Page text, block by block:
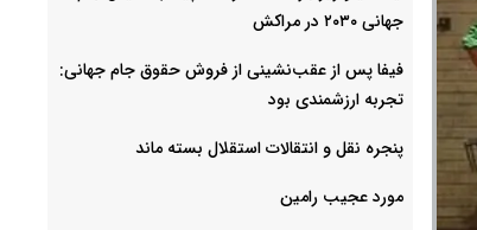
جهانی ۲۰۳۰ در مراکش
فیفا پس از عقب‌نشینی از فروش حقوق جام جهانی:
تجربه ارزشمندی بود
پنجره نقل و انتقالات استقلال بسته ماند
مورد عجیب رامین